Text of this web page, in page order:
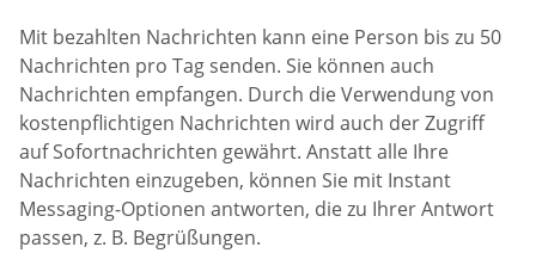
Mit bezahlten Nachrichten kann eine Person bis zu 50
Nachrichten pro Tag senden. Sie können auch
Nachrichten empfangen. Durch die Verwendung von
kostenpflichtigen Nachrichten wird auch der Zugriff
auf Sofortnachrichten gewährt. Anstatt alle Ihre
Nachrichten einzugeben, können Sie mit Instant
Messaging-Optionen antworten, die zu Ihrer Antwort
passen, z. B. Begrüßungen.